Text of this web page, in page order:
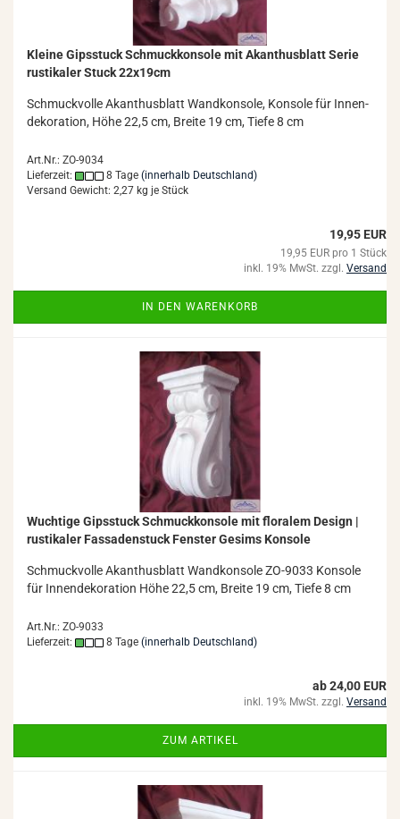
Klei­ne Gips­stuck Schmuck­kon­so­le mit Akan­thus­blatt Serie
rus­ti­ka­ler Stuck 22x19cm
Schmuck­vol­le Akan­thus­blatt Wand­kon­so­le, Kon­so­le für In­nen­
de­ko­ra­ti­on, Höhe 22,5 cm, Brei­te 19 cm, Tiefe 8 cm
Art.Nr.: ZO-9034
Lieferzeit:
8 Tage (innerhalb Deutschland)
Versand Gewicht: 2,27 kg je Stück
19,95 EUR
19,95 EUR pro 1 Stück
inkl. 19% MwSt. zzgl. Versand
IN DEN WARENKORB
Wuch­ti­ge Gips­stuck Schmuck­kon­so­le mit flo­ra­lem De­sign |
rus­ti­ka­ler Fas­sa­den­stuck Fens­ter Ge­sims Kon­so­le
Schmuck­vol­le Akan­thus­blatt Wand­kon­so­le ZO-​9033 Kon­so­le
für In­nen­de­ko­ra­ti­on Höhe 22,5 cm, Brei­te 19 cm, Tiefe 8 cm
Art.Nr.: ZO-9033
Lieferzeit:
8 Tage (innerhalb Deutschland)
ab 24,00 EUR
inkl. 19% MwSt. zzgl. Versand
ZUM ARTIKEL